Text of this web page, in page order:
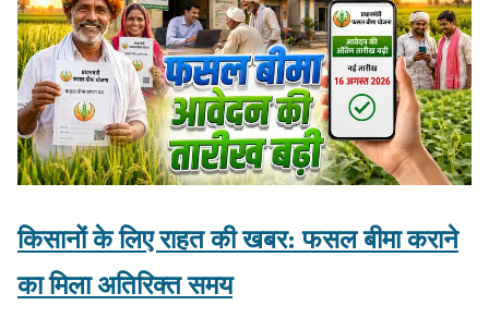
किसानों के लिए राहत की खबर: फसल बीमा कराने
का मिला अतिरिक्त समय